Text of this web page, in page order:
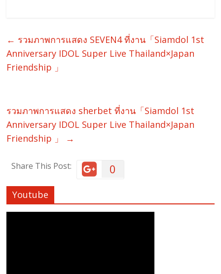
← รวมภาพการแสดง SEVEN4 ที่งาน「Siamdol 1st
Anniversary IDOL Super Live Thailand×Japan
Friendship 」
รวมภาพการแสดง sherbet ที่งาน「Siamdol 1st
Anniversary IDOL Super Live Thailand×Japan
Friendship 」
→
Share This Post: 0
Youtube